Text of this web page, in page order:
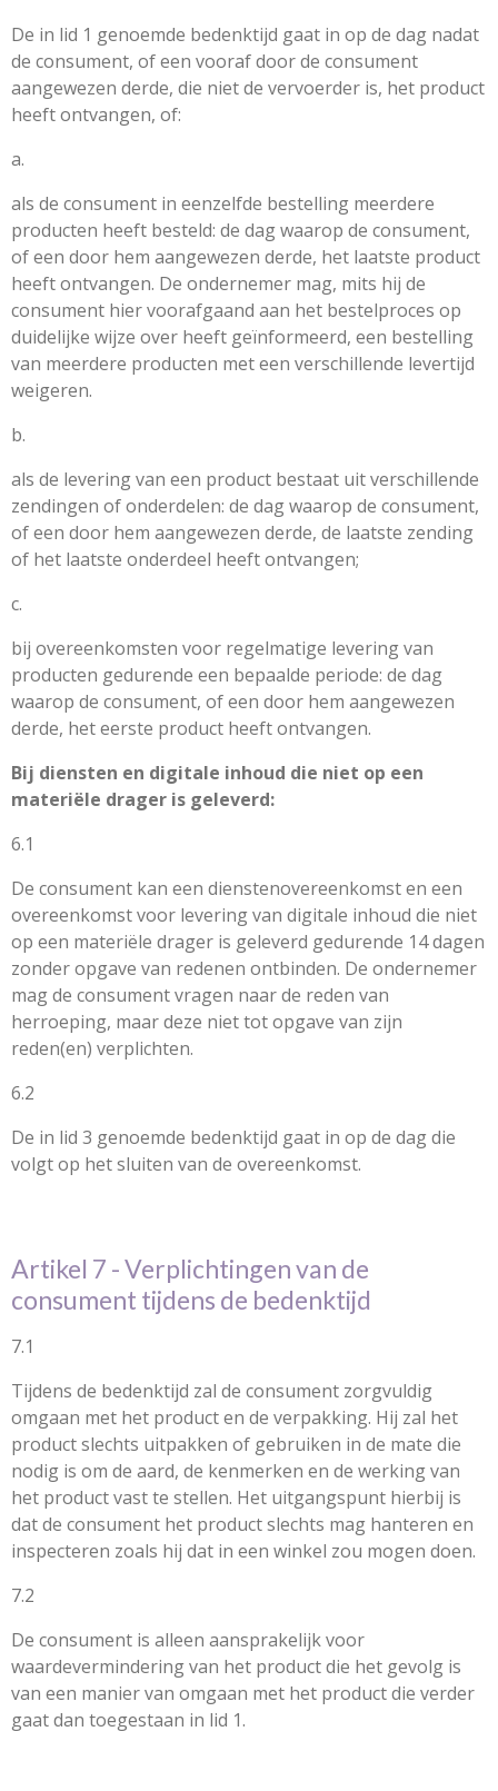
De in lid 1 genoemde bedenktijd gaat in op de dag nadat
de consument, of een vooraf door de consument
aangewezen derde, die niet de vervoerder is, het product
heeft ontvangen, of:
a.
als de consument in eenzelfde bestelling meerdere
producten heeft besteld: de dag waarop de consument,
of een door hem aangewezen derde, het laatste product
heeft ontvangen. De ondernemer mag, mits hij de
consument hier voorafgaand aan het bestelproces op
duidelijke wijze over heeft geïnformeerd, een bestelling
van meerdere producten met een verschillende levertijd
weigeren.
b.
als de levering van een product bestaat uit verschillende
zendingen of onderdelen: de dag waarop de consument,
of een door hem aangewezen derde, de laatste zending
of het laatste onderdeel heeft ontvangen;
c.
bij overeenkomsten voor regelmatige levering van
producten gedurende een bepaalde periode: de dag
waarop de consument, of een door hem aangewezen
derde, het eerste product heeft ontvangen.
Bij diensten en digitale inhoud die niet op een
materiële drager is geleverd:
6.1
De consument kan een dienstenovereenkomst en een
overeenkomst voor levering van digitale inhoud die niet
op een materiële drager is geleverd gedurende 14 dagen
zonder opgave van redenen ontbinden. De ondernemer
mag de consument vragen naar de reden van
herroeping, maar deze niet tot opgave van zijn
reden(en) verplichten.
6.2
De in lid 3 genoemde bedenktijd gaat in op de dag die
volgt op het sluiten van de overeenkomst.
Artikel 7 - Verplichtingen van de
consument tijdens de bedenktijd
7.1
Tijdens de bedenktijd zal de consument zorgvuldig
omgaan met het product en de verpakking. Hij zal het
product slechts uitpakken of gebruiken in de mate die
nodig is om de aard, de kenmerken en de werking van
het product vast te stellen. Het uitgangspunt hierbij is
dat de consument het product slechts mag hanteren en
inspecteren zoals hij dat in een winkel zou mogen doen.
7.2
De consument is alleen aansprakelijk voor
waardevermindering van het product die het gevolg is
van een manier van omgaan met het product die verder
gaat dan toegestaan in lid 1.